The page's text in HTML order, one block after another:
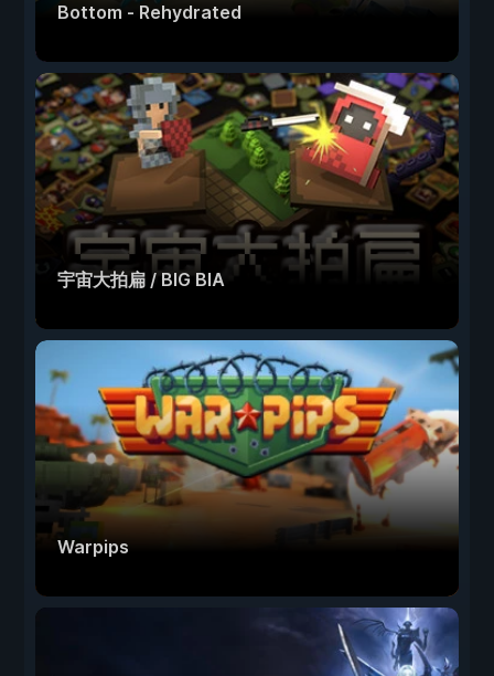
Bottom - Rehydrated
宇宙大拍扁 / BIG BIA
Warpips